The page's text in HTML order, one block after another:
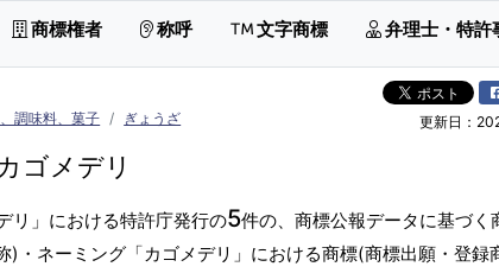
商標権者 称呼 文字商標 弁理士・特許
調味料、菓子 ぎょうざ 更新日：
ゴメデリ
リ」における特許庁発行の5件の、商標公報データに基づく
・ネーミング「カゴメデリ」における商標(商標出願・登録